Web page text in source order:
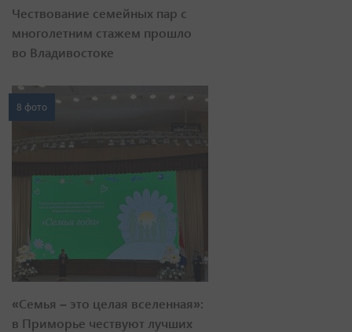
Чествование семейных пар с
многолетним стажем прошло
во Владивостоке
8 фото
«Семья – это целая вселенная»:
в Приморье чествуют лучших